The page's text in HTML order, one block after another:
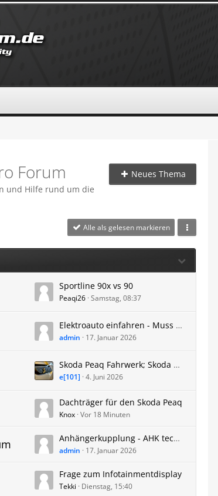
Forum
und Hilfe rund um die
Neues Thema
Alle als gelesen markieren
Sportline 90x vs 90
Peaqi26 Samstag, 08:37
Elektroauto einfahren - Muss der Skoda Peaq eingefahren werden?
admin 17. Januar 2026
Skoda Peaq Fahrwerk; Skoda Peaq Wendekreis; Skoda Peaq Radstand
e[101] 4. Juni 2026
Dachträger für den Skoda Peaq
Knox Vor 18 Minuten
Anhängerkupplung - AHK technische Daten Skoda Peaq - Anhängelast Stützlast usw.
admin 17. Januar 2026
Frage zum Infotainmentdisplay
Tekki Dienstag, 15:40